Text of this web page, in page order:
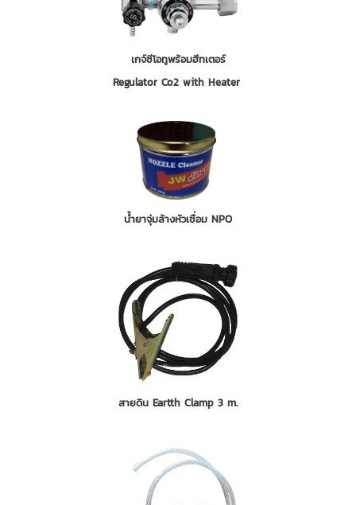
เกจ์ซีโอทูพร้อมฮีทเตอร์
Regulator Co2 with Heater
น้ำยาจุ่มล้างหัวเชื่อม NPO
สายดิน Eartth Clamp 3 m.